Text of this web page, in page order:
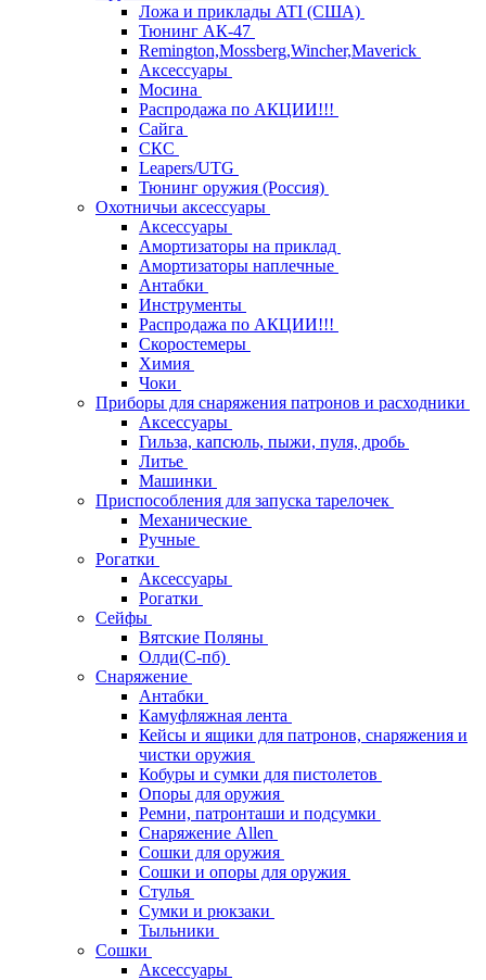
Ложа и приклады ATI (США)
Тюнинг АК-47
Remington,Mossberg,Wincher,Maverick
Аксессуары
Мосина
Распродажа по АКЦИИ!!!
Сайга
СКС
Leapers/UTG
Тюнинг оружия (Россия)
Охотничьи аксессуары
Аксессуары
Амортизаторы на приклад
Амортизаторы наплечные
Антабки
Инструменты
Распродажа по АКЦИИ!!!
Скоростемеры
Химия
Чоки
Приборы для снаряжения патронов и расходники
Аксессуары
Гильза, капсюль, пыжи, пуля, дробь
Литье
Машинки
Приспособления для запуска тарелочек
Механические
Ручные
Рогатки
Аксессуары
Рогатки
Сейфы
Вятские Поляны
Олди(С-пб)
Снаряжение
Антабки
Камуфляжная лента
Кейсы и ящики для патронов, снаряжения и
чистки оружия
Кобуры и сумки для пистолетов
Опоры для оружия
Ремни, патронташи и подсумки
Снаряжение Allen
Сошки для оружия
Сошки и опоры для оружия
Стулья
Сумки и рюкзаки
Тыльники
Сошки
Аксессуары